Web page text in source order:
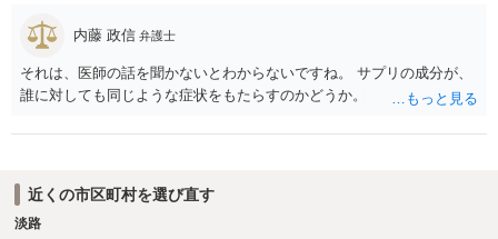
内藤 政信 弁護士
それは、医師の話を聞かないとわからないですね。 サプリの成分が、
誰に対しても同じような症状をもたらすのかどうか。
近くの市区町村を選び直す
淡路